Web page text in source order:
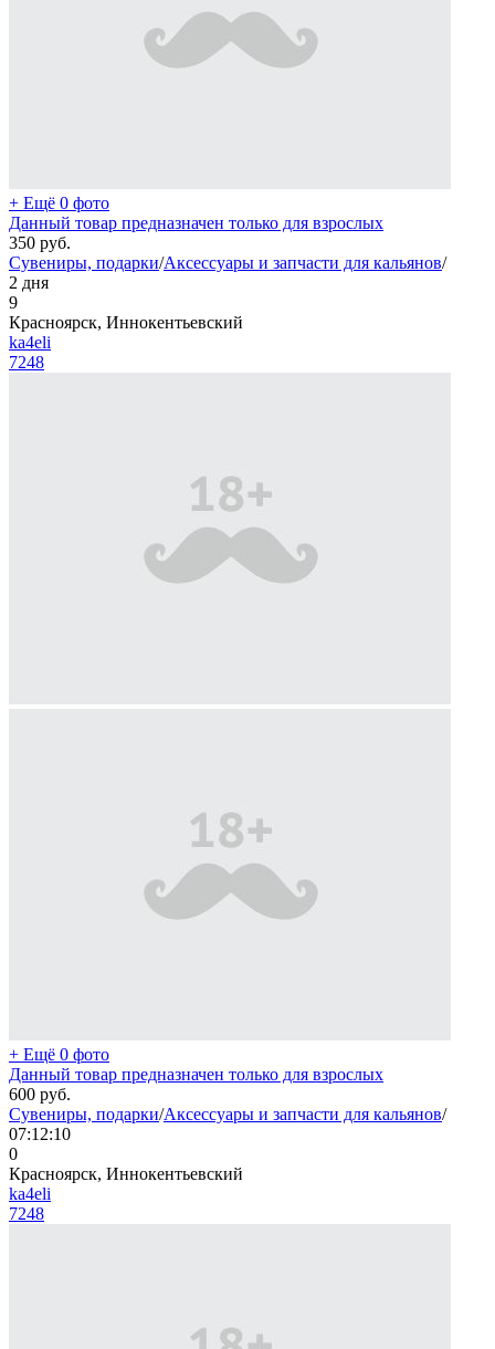
+ Ещё 0 фото
Данный товар предназначен только для взрослых
350 руб.
Сувениры, подарки/Аксессуары и запчасти для кальянов/
2 дня
9
Красноярск, Иннокентьевский
ka4eli
7248
+ Ещё 0 фото
Данный товар предназначен только для взрослых
600 руб.
Сувениры, подарки/Аксессуары и запчасти для кальянов/
07:12:10
0
Красноярск, Иннокентьевский
ka4eli
7248